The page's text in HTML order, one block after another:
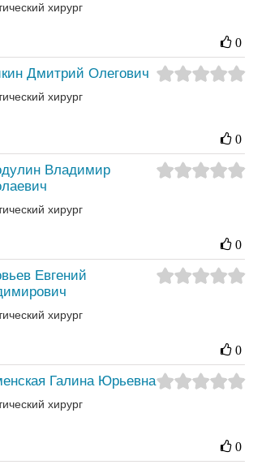
хирург
0
Дмитрий Олегович
хирург
0
Владимир
хирург
0
Евгений
хирург
0
Галина Юрьевна
хирург
0